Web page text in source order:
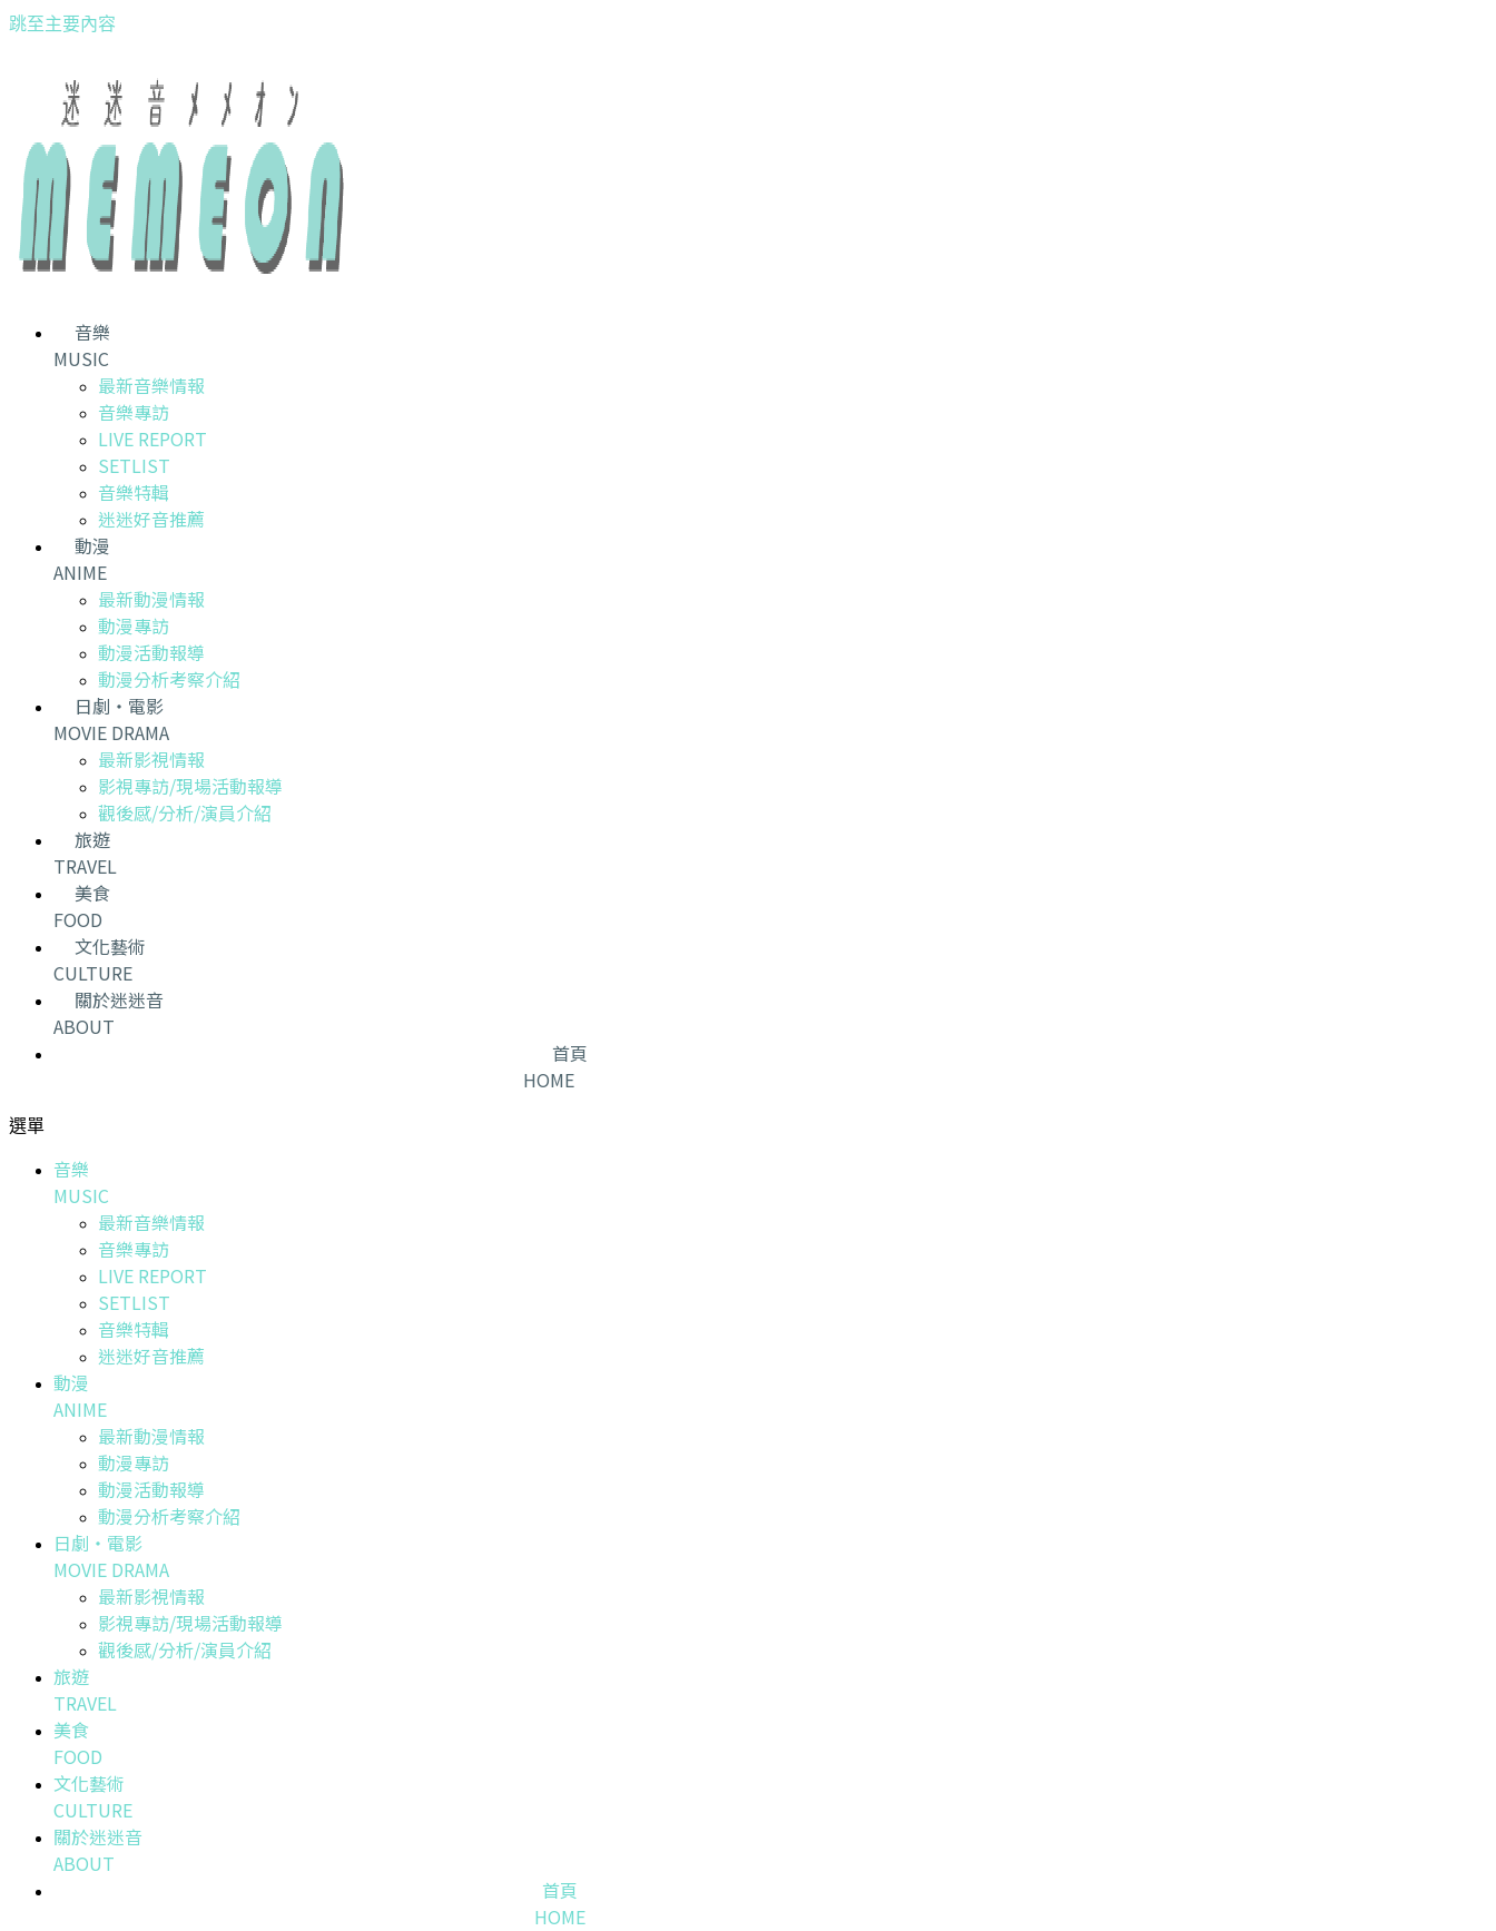
跳至主要內容
音樂
MUSIC
最新音樂情報
音樂專訪
LIVE REPORT
SETLIST
音樂特輯
迷迷好音推薦
動漫
ANIME
最新動漫情報
動漫專訪
動漫活動報導
動漫分析考察介紹
日劇・電影
MOVIE DRAMA
最新影視情報
影視專訪/現場活動報導
觀後感/分析/演員介紹
旅遊
TRAVEL
美食
FOOD
文化藝術
CULTURE
關於迷迷音
ABOUT
首頁
HOME
選單
音樂
MUSIC
最新音樂情報
音樂專訪
LIVE REPORT
SETLIST
音樂特輯
迷迷好音推薦
動漫
ANIME
最新動漫情報
動漫專訪
動漫活動報導
動漫分析考察介紹
日劇・電影
MOVIE DRAMA
最新影視情報
影視專訪/現場活動報導
觀後感/分析/演員介紹
旅遊
TRAVEL
美食
FOOD
文化藝術
CULTURE
關於迷迷音
ABOUT
首頁
HOME